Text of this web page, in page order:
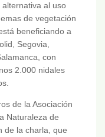
alternativa al uso
de vegetación
beneficiando a
Segovia,
con
2.000 nidales
de la Asociación
Naturaleza de
de la charla, que